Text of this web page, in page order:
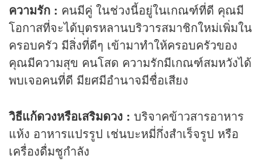
ความรัก : คนมีคู่ ในช่วงนี้อยู่ในเกณฑ์ที่ดี คุณมี
โอกาสที่จะได้บุตรหลานบริวารสมาชิกใหม่เพิ่มใน
ครอบครัว มีสิ่งที่ดีๆ เข้ามาทำให้ครอบครัวของ
คุณมีความสุข คนโสด ความรักมีเกณฑ์สมหวังได้
พบเจอคนที่ดี มียศมีอำนาจมีชื่อเสียง
วิธีแก้ดวงหรือเสริมดวง : บริจาคข้าวสารอาหาร
แห้ง อาหารแปรรูป เช่นบะหมี่กึ่งสำเร็จรูป หรือ
เครื่องดื่มชูกำลัง